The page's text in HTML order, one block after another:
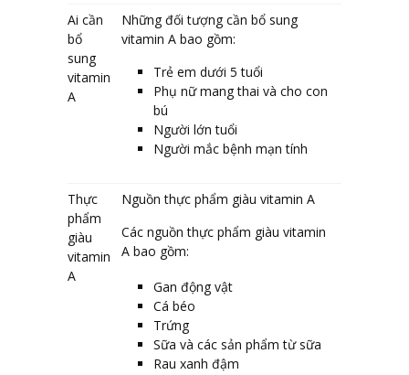
Ai cần
bổ
sung
vitamin
A
Những đối tượng cần bổ sung
vitamin A bao gồm:
Trẻ em dưới 5 tuổi
Phụ nữ mang thai và cho con
bú
Người lớn tuổi
Người mắc bệnh mạn tính
Thực
phẩm
giàu
vitamin
A
Nguồn thực phẩm giàu vitamin A
Các nguồn thực phẩm giàu vitamin
A bao gồm:
Gan động vật
Cá béo
Trứng
Sữa và các sản phẩm từ sữa
Rau xanh đậm